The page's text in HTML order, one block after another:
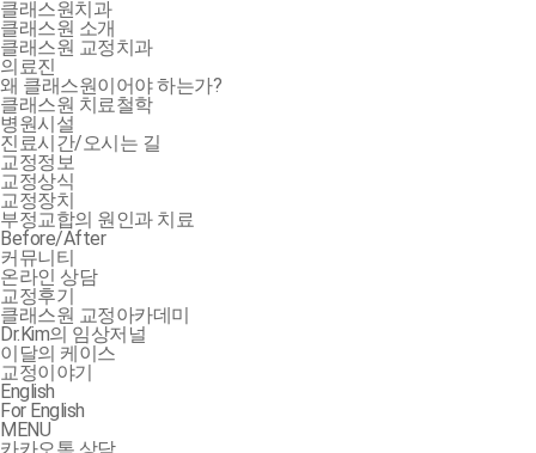
클래스원치과
클래스원 소개
클래스원 교정치과
의료진
왜 클래스원이어야 하는가?
클래스원 치료철학
병원시설
진료시간/오시는 길
교정정보
교정상식
교정장치
부정교합의 원인과 치료
Before/After
커뮤니티
온라인 상담
교정후기
클래스원 교정아카데미
Dr.Kim의 임상저널
이달의 케이스
교정이야기
English
For English
MENU